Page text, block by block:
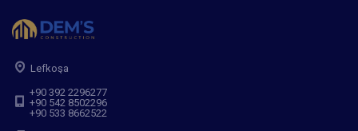
Lefkoşa
+90 392 2296277
+90 542 8502296
+90 533 8662522